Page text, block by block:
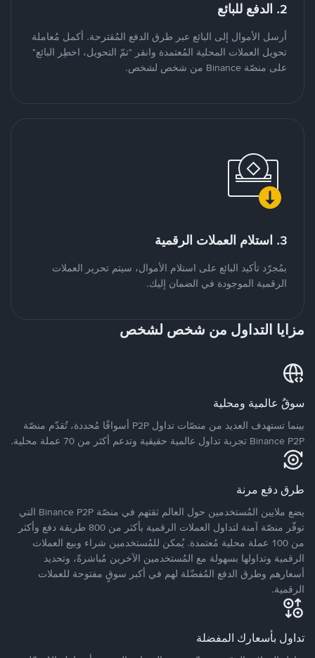
2. الدفع للبائع
أرسل الأموال إلى البائع عبر طرق الدفع المُقترحة. أكمل مُعاملة
تحويل العملات المحلية المُعتمدة وانقر "تمّ التحويل، اخطِر البائع"
على منصّة Binance من شخص لشخص.
3. استلام العملات الرقمية
بمُجرّد تأكيد البائع على استلام الأموال، سيتم تحرير العملات
الرقمية الموجودة في الضمان إليك.
مزايا التداول من شخص لشخص
سوقٌ عالمية ومحلية
بينما تستهدف العديد من منصّات تداول P2P أسواقًا مُحددة، تُقدّم منصّة
Binance P2P تجربة تداول عالمية حقيقية وتدعم أكثر من 70 عملة محلية.
طرق دفع مرنة
يضع ملايين المُستخدمين حول العالم ثقتهم في منصّة Binance P2P التي
توفّر منصّة آمنة لتداول العملات الرقمية بأكثر من 800 طريقة دفع وأكثر
من 100 عملة محلية مُعتمدة. يُمكن للمُستخدمين شراء وبيع العملات
الرقمية وتداولها بسهولة مع المُستخدمين الآخرين مُباشرةً، وتحديد
أسعارهم وطرق الدفع المُفضّلة لهم في أكبر سوقٍ مفتوحة للعملات
الرقمية.
تداول بأسعارك المفضلة